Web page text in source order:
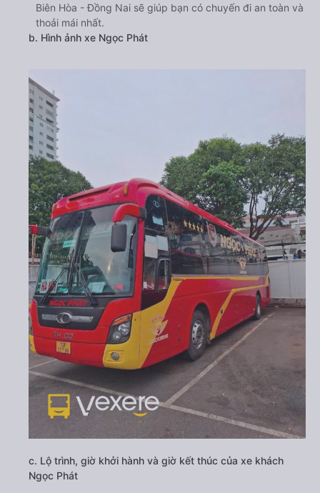
Biên Hòa - Đồng Nai sẽ giúp bạn có chuyến đi an toàn và
thoải mái nhất.
b. Hình ảnh xe Ngọc Phát
c. Lộ trình, giờ khởi hành và giờ kết thúc của xe khách
Ngọc Phát